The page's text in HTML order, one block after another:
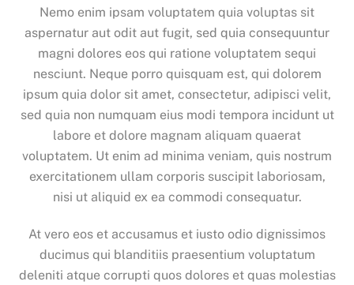
Nemo enim ipsam voluptatem quia voluptas sit
aspernatur aut odit aut fugit, sed quia consequuntur
magni dolores eos qui ratione voluptatem sequi
nesciunt. Neque porro quisquam est, qui dolorem
ipsum quia dolor sit amet, consectetur, adipisci velit,
sed quia non numquam eius modi tempora incidunt ut
labore et dolore magnam aliquam quaerat
voluptatem. Ut enim ad minima veniam, quis nostrum
exercitationem ullam corporis suscipit laboriosam,
nisi ut aliquid ex ea commodi consequatur.
At vero eos et accusamus et iusto odio dignissimos
ducimus qui blanditiis praesentium voluptatum
deleniti atque corrupti quos dolores et quas molestias